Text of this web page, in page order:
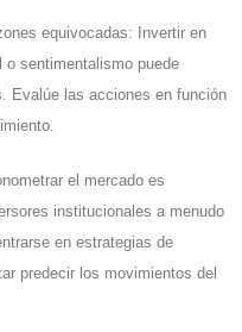
equivocadas: Invertir en
o sentimentalismo puede
Evalúe las acciones en función
el mercado es
institucionales a menudo
en estrategias de
predecir los movimientos del